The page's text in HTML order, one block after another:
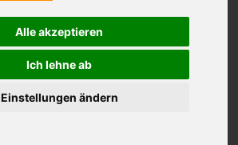
Alle akzeptieren
Ich lehne ab
Einstellungen ändern